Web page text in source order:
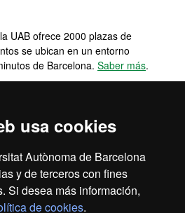
usa cookies
Autònoma de Barcelona
y de terceros con fines
Si desea más información,
de cookies.
UAB ofrece 2000 plazas de
se ubican en un entorno
de Barcelona. Saber más.
nivel básico de catalán (1) y nivel